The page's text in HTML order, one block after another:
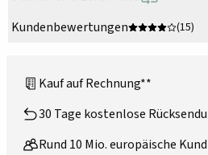
Kundenbewertungen
(15)
Kauf auf Rechnung**
30 Tage kostenlose
Rund 10 Mio. europäische